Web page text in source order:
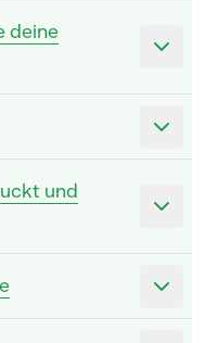
deine
und